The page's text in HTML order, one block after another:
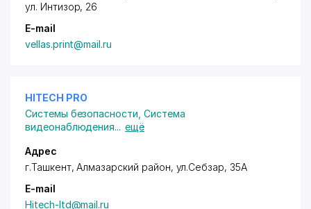
ул. Интизор, 26
E-mail
vellas.print@mail.ru
HITECH PRO
Системы безопасности Система
видеонаблюдения... ещё
Адрес
г.Ташкент,Алмазарский район, ул.Себзар, 35А
E-mail
Hitech-ltd@mail.ru